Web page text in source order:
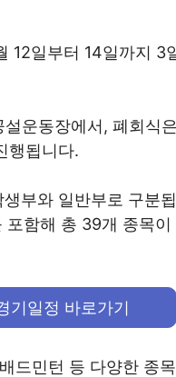
12일부터 14일까지 3
운동장에서, 폐회식
행됩니다.
부와 일반부로 구분
함해 총 39개 종목이
기일정 바로가기
드민턴 등 다양한 종